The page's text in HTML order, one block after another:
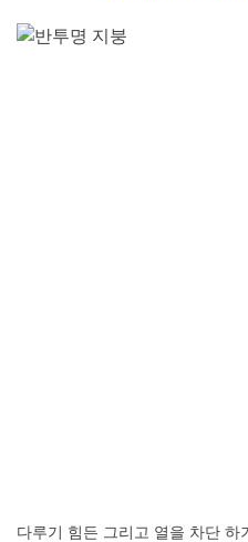
다루기 힘든 그리고 열을 차단